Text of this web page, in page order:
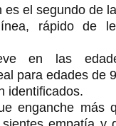
es el segundo de
rápido de
en las
para edades de
identificados.
enganche más